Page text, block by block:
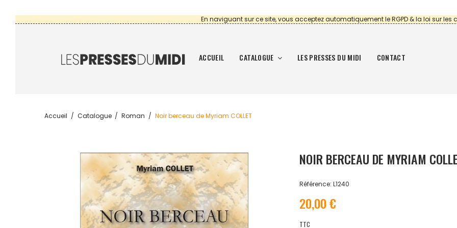
En naviguant sur ce site, vous acceptez automatiquement le RGPD & la loi sur les
ACCUEIL CATALOGUE LES PRESSES DU MIDI CONTACT
Accueil Catalogue Roman Noir berceau de Myriam COLLET
NOIR BERCEAU DE MYRIAM
Référence: L1240
20,00 €
TTC